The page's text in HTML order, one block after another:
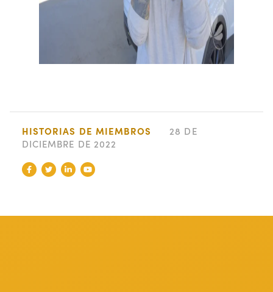
HISTORIAS DE MIEMBROS
28 DE
DICIEMBRE DE 2022